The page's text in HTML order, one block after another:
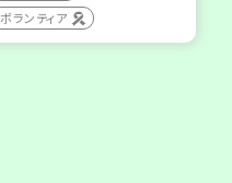
ボランティア